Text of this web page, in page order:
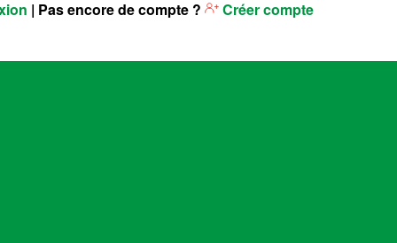
| Pas encore de compte ? Créer compte